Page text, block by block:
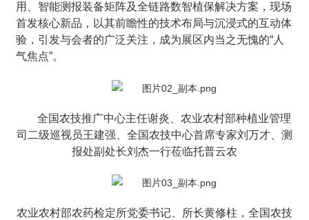
用、智能测报装备矩阵及全链路数智植保解决方案，现场
首发核心新品，以其前瞻性的技术布局与沉浸式的互动体
验，引发与会者的广泛关注，成为展区内当之无愧的“人
气焦点”。
全国农技推广中心主任谢炎、农业农村部种植业管理
司二级巡视员王建强、全国农技中心首席专家刘万才、测
报处副处长刘杰一行莅临托普云农
农业农村部农药检定所党委书记、所长黄修柱，全国农技